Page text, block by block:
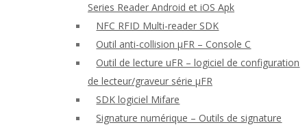
Series Reader Android et iOS Apk
NFC RFID Multi-reader SDK
Outil anti-collision μFR – Console C
Outil de lecture uFR – logiciel de configuration
de lecteur/graveur série μFR
SDK logiciel Mifare
Signature numérique – Outils de signature